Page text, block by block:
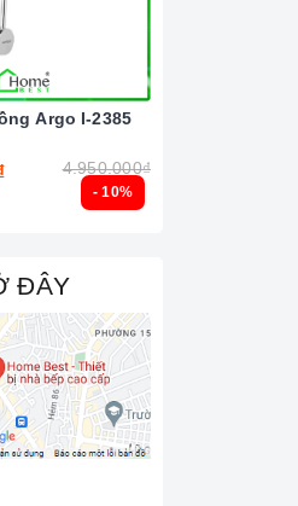
- 10%
Argo I-2385
4.950.000₫
ĐÂY